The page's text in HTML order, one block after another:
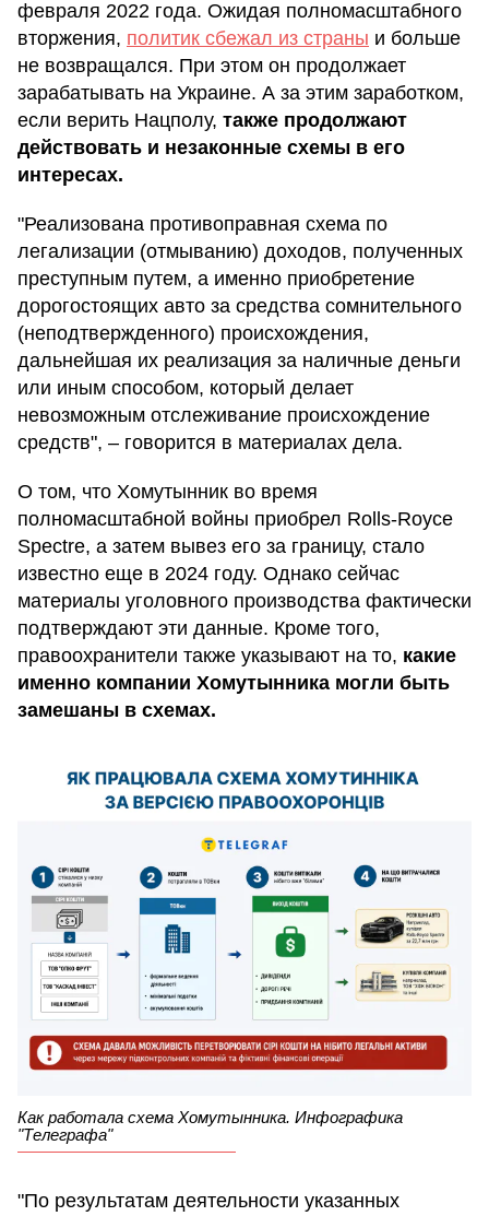
февраля 2022 года. Ожидая полномасштабного
вторжения, политик сбежал из страны и больше
не возвращался. При этом он продолжает
зарабатывать на Украине. А за этим заработком,
если верить Нацполу, также продолжают
действовать и незаконные схемы в его
интересах.
"Реализована противоправная схема по
легализации (отмыванию) доходов, полученных
преступным путем, а именно приобретение
дорогостоящих авто за средства сомнительного
(неподтвержденного) происхождения,
дальнейшая их реализация за наличные деньги
или иным способом, который делает
невозможным отслеживание происхождение
средств", – говорится в материалах дела.
О том, что Хомутынник во время
полномасштабной войны приобрел Rolls-Royce
Spectre, а затем вывез его за границу, стало
известно еще в 2024 году. Однако сейчас
материалы уголовного производства фактически
подтверждают эти данные. Кроме того,
правоохранители также указывают на то, какие
именно компании Хомутынника могли быть
замешаны в схемах.
Как работала схема Хомутынника. Инфографика
"Телеграфа"
"По результатам деятельности указанных